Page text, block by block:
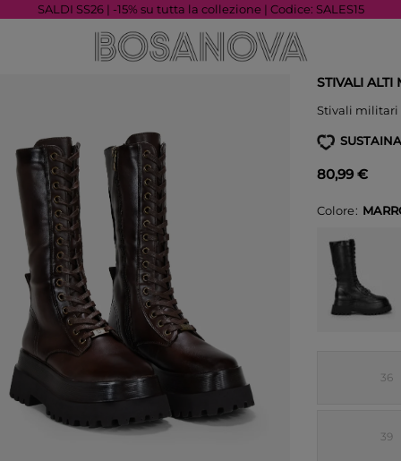
SALDI SS26 | -15% su tutta la collezione | Codice: SALES15
STIVALI ALTI
Stivali militari
80,99 €
Colore
36
39